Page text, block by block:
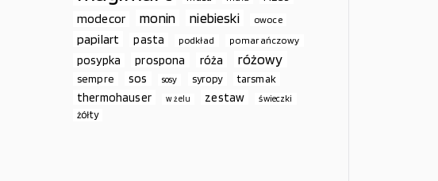
modecor monin niebieski owoce
papilart pasta podkład pomarańczowy
posypka prospona róża różowy
sempre sos sosy syropy tarsmak
thermohauser w żelu zestaw świeczki
żółty